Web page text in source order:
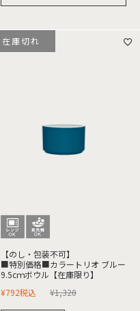
【のし・包装不可】
■特別価格■カラートリオ ブルー
9.5cｍボウル【在庫限り】
¥1,320
¥792税込
在庫切れ